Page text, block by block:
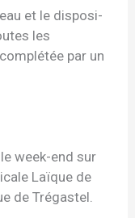
et le dispo­si­
les
par un
week-end sur
Laïque de
de Trégastel.